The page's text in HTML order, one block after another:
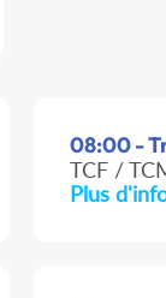
08:00 -
TCF /
Plus